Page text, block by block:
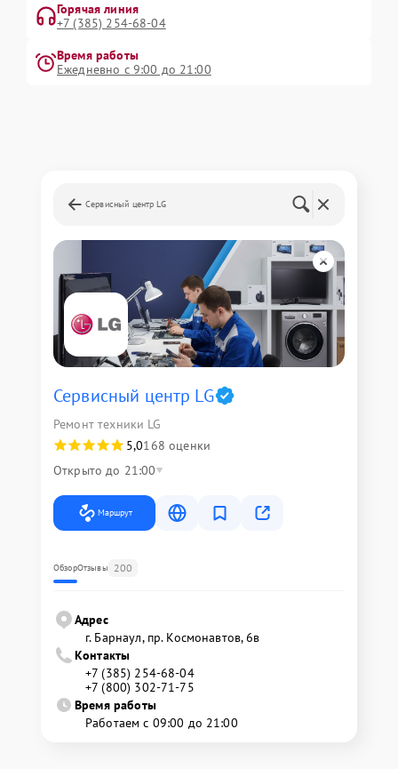
Горячая линия
+7 (385) 254-68-04
Время работы
Ежедневно с 9:00 до 21:00
Сервисный центр LG
Сервисный центр LG
Ремонт техники LG
5,0168 оценки
Открыто до 21:00
Маршрут
ОбзорОтзывы 200
Адрес
г. Барнаул, ​пр. Космонавтов, 6в
Контакты
+7 (385) 254-68-04
+7 (800) 302-71-75
Время работы
Работаем с 09:00 до 21:00